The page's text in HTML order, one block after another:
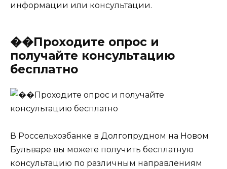
информации или консультации.
��Проходите опрос и
получайте консультацию
бесплатно
В Россельхозбанке в Долгопрудном на Новом
Бульваре вы можете получить бесплатную
консультацию по различным направлениям